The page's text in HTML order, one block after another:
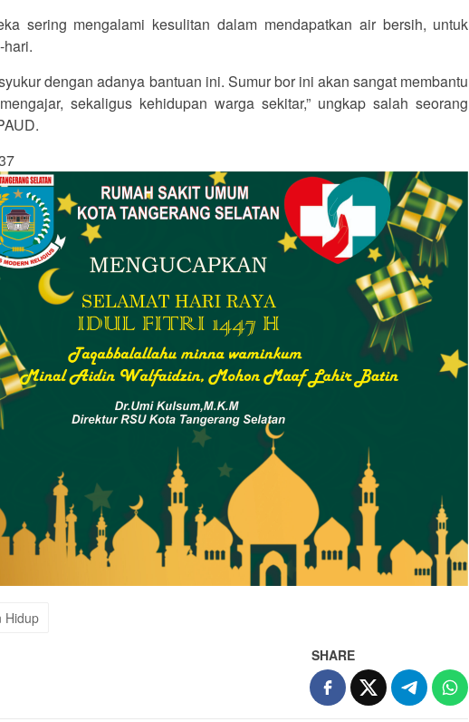
sering mengalami kesulitan dalam mendapatkan air bersih, untuk
dengan adanya bantuan ini. Sumur bor ini akan sangat membantu
sekaligus kehidupan warga sekitar,” ungkap salah seorang
Hidup
SHARE